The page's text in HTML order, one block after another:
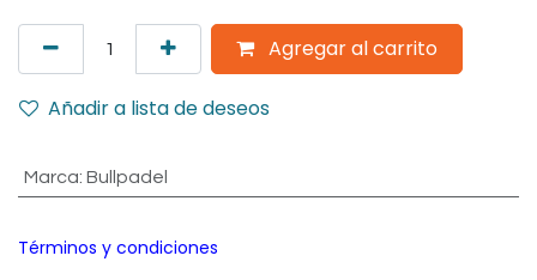
Agregar al carrito
Añadir a lista de deseos
Marca: Bullpadel
Términos y condiciones